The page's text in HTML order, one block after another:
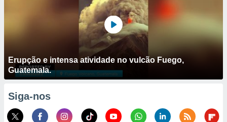
Erupção e intensa atividade no vulcão Fuego,
Guatemala.
Siga-nos